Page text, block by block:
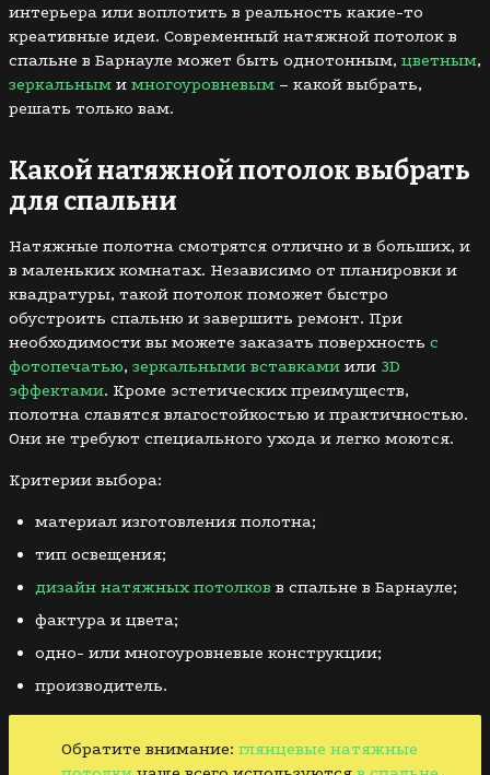
интерьера или воплотить в реальность какие-то
креативные идеи. Современный натяжной потолок в
спальне в Барнауле может быть однотонным, цветным,
зеркальным и многоуровневым – какой выбрать,
решать только вам.
Какой натяжной потолок выбрать
для спальни
Натяжные полотна смотрятся отлично и в больших, и
в маленьких комнатах. Независимо от планировки и
квадратуры, такой потолок поможет быстро
обустроить спальню и завершить ремонт. При
необходимости вы можете заказать поверхность с
фотопечатью, зеркальными вставками или 3D
эффектами. Кроме эстетических преимуществ,
полотна славятся влагостойкостью и практичностью.
Они не требуют специального ухода и легко моются.
Критерии выбора:
материал изготовления полотна;
тип освещения;
дизайн натяжных потолков в спальне в Барнауле;
фактура и цвета;
одно- или многоуровневые конструкции;
производитель.
Обратите внимание: глянцевые натяжные